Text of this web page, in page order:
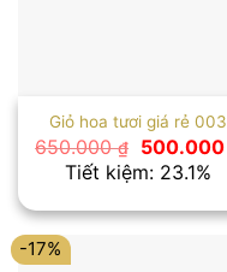
Giỏ hoa tươi giá rẻ 003
650.000₫
Giá
gốc
là:
500.000
Tiết kiệm: 23.1%
-17%